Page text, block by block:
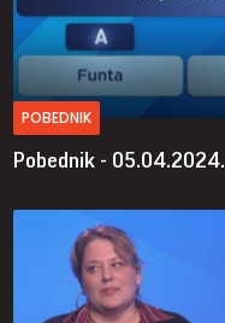
POBEDNIK
Pobednik - 05.04.2024.